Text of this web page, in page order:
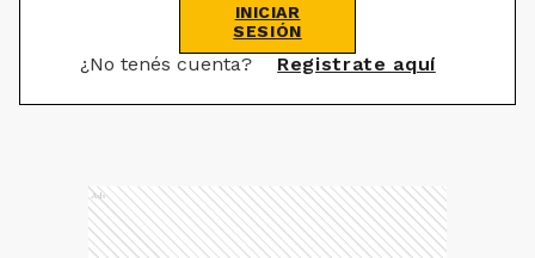
INICIAR
SESIÓN
¿No tenés cuenta? Registrate aquí
Ads